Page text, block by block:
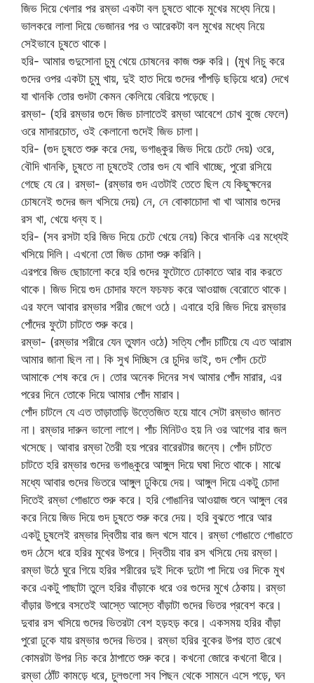
জিভ দিয়ে খেলার পর রম্ভা একটা বল চুষতে থাকে মুখের মধ্যে নিয়ে।
ভালকরে লালা দিয়ে ভেজানর পর ও আরেকটা বল মুখের মধ্যে নিয়ে
সেইভাবে চুষতে থাকে।
হরি- আমার গুদুসোনা চুমু খেয়ে চোষনের কাজ শুরু করি। (মুখ নিচু করে
গুদের ওপর একটা চুমু খায়, দুই হাত দিয়ে গুদের পাঁপড়ি ছড়িয়ে ধরে) দেখে
যা খানকি তোর গুদটা কেমন কেলিয়ে বেরিয়ে পড়েছে।
রম্ভা- (হরি রম্ভার গুদে জিভ চালাতেই রম্ভা আবেশে চোখ বুজে ফেলে)
ওরে মাদারচোত, ওই কেলানো গুদেই জিভ চালা।
হরি- (গুদ চুষতে শুরু করে দেয়, ভগাঙ্কুর জিভ দিয়ে চেটে দেয়) ওরে,
বৌদি খানকি, চুষতে না চুষতেই তোর গুদ যে খাবি খাচ্ছে, পুরো রসিয়ে
গেছে যে রে। রম্ভা- (রম্ভার গুদ এতটাই তেতে ছিল যে কিছুক্ষনের
চোষনেই গুদের জল খসিয়ে দেয়) নে, নে বোকাচোদা খা খা আমার গুদের
রস খা, খেয়ে ধন্য হ।
হরি- (সব রসটা হরি জিভ দিয়ে চেটে খেয়ে নেয়) কিরে খানকি এর মধ্যেই
খসিয়ে দিলি। এখনো তো জিভ চোদা শুরু করিনি।
এরপরে জিভ ছোচালো করে হরি গুদের ফুটোতে ঢোকাতে আর বার করতে
থাকে। জিভ দিয়ে গুদ চোদার ফলে ফচফচ করে আওয়াজ বেরোতে থাকে।
এর ফলে আবার রম্ভার শরীর জেগে ওঠে। এবারে হরি জিভ দিয়ে রম্ভার
পোঁদের ফুটো চাটতে শুরু করে।
রম্ভা- (রম্ভার শরীরে যেন তুফান ওঠে) সত্যি পোঁদ চাটিয়ে যে এত আরাম
আমার জানা ছিল না। কি সুখ দিচ্ছিস রে চুদির ভাই, গুদ পোঁদ চেটে
আমাকে শেষ করে দে। তোর অনেক দিনের সখ আমার পোঁদ মারার, এর
পরের দিনে তোকে দিয়ে আমার পোঁদ মারাব।
পোঁদ চাটলে যে এত তাড়াতাড়ি উত্তেজিত হয়ে যাবে সেটা রম্ভাও জানত
না। রম্ভার দারুন ভালো লাগে। পাঁচ মিনিটও হয় নি ওর আগের বার জল
খসেছে। আবার রম্ভা তৈরী হয় পরের বারেরটার জন্যে। পোঁদ চাটতে
চাটতে হরি রম্ভার গুদের ভগাঙ্কুরে আঙ্গুল দিয়ে ঘষা দিতে থাকে। মাঝে
মধ্যে আবার গুদের ভিতরে আঙ্গুল ঢুকিয়ে দেয়। আঙ্গুল দিয়ে একটু চোদা
দিতেই রম্ভা গোঙাতে শুরু করে। হরি গোঙানির আওয়াজ শুনে আঙ্গুল বের
করে নিয়ে জিভ দিয়ে গুদ চুষতে শুরু করে দেয়। হরি বুঝতে পারে আর
একটু চুষলেই রম্ভার দ্বিতীয় বার জল খসে যাবে। রম্ভা গোঙাতে গোঙাতে
গুদ ঠেসে ধরে হরির মুখের উপরে। দ্বিতীয় বার রস খসিয়ে দেয় রম্ভা।
রম্ভা উঠে ঘুরে গিয়ে হরির শরীরের দুই দিকে দুটো পা দিয়ে ওর দিকে মুখ
করে একটু পাছাটা তুলে হরির বাঁড়াকে ধরে ওর গুদের মুখে ঠেকায়। রম্ভা
বাঁড়ার উপরে বসতেই আস্তে আস্তে বাঁড়াটা গুদের ভিতর প্রবেশ করে।
দুবার রস খসিয়ে গুদের ভিতরটা বেশ হড়হড় করে। একসময় হরির বাঁড়া
পুরো ঢুকে যায় রম্ভার গুদের ভিতর। রম্ভা হরির বুকের উপর হাত রেখে
কোমরটা উপর নিচ করে ঠাপাতে শুরু করে। কখনো জোরে কখনো ধীরে।
রম্ভা ঠোঁট কামড়ে ধরে, চুলগুলো সব পিছন থেকে সামনে এসে পড়ে, ঘন